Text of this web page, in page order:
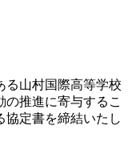
る山村国際高等学校
の推進に寄与するこ
協定書を締結いたし